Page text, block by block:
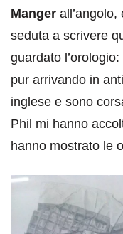
Manger
seduta a scrivere
guardato
pur arrivando in
inglese e sono
Phil mi hanno
hanno mostrato le